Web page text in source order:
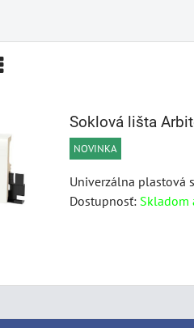
Soklová lišta
NOVINKA
Univerzálna plastová
Dostupnosť: Skladom